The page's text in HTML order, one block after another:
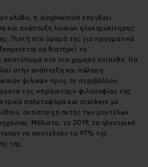
κλάδο, η Jungheinrich επενδύει
και ανάπτυξη λύσεων ηλεκτροκίνησης
Πιστή στο όραμά της για πραγματικά
να διατηρεί το
αποτύπωμα στο πιο χαμηλό επίπεδο. Για
στην ανάπτυξη και πώληση
φιλικών προς το περιβάλλον.
της «πράσινης» φιλοσοφίας της
παλετοφόρα και stackers με
αντίστοιχη αυτής των μοντέλων
Μάλιστα, το 2019, τα ηλεκτρικά
να αποτελούν το 97% της
της.